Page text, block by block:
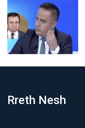
Rreth Nesh